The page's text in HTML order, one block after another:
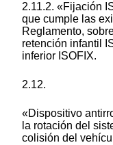
2.11.2. «Fijación
que cumple las
Reglamento,
retención infantil
inferior ISOFIX.
2.12.
«Dispositivo
la rotación del
colisión del